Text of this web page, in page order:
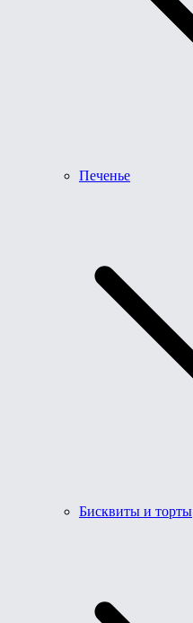
Печенье
Бисквиты и торты